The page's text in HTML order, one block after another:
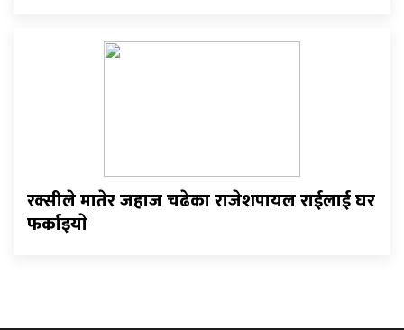
रक्सीले मातेर जहाज चढेका राजेशपायल राईलाई घर
फर्काइयाे